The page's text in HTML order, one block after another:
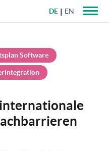
DE EN
Software